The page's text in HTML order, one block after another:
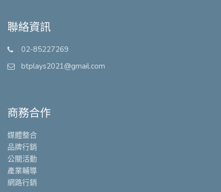
聯絡資訊
02-85227269
btplays2021@gmail.com
商務合作
媒體整合
品牌行銷
公關活動
產業輔導
網路行銷